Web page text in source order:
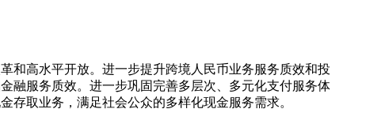
和高水平开放。进一步提升跨境人民币业务服务质效和投
融服务质效。进一步巩固完善多层次、多元化支付服务体
存取业务，满足社会公众的多样化现金服务需求。